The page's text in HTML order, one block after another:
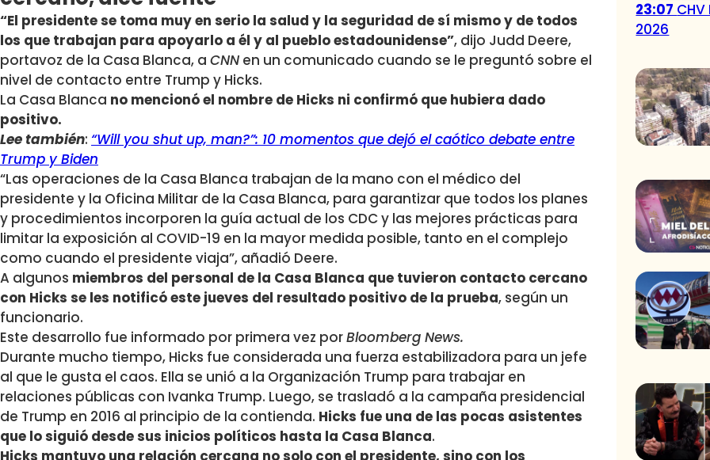
“El presidente se toma muy en serio la salud y la seguridad de sí mismo y de todos
los que trabajan para apoyarlo a él y al pueblo estadounidense”, dijo Judd Deere,
portavoz de la Casa Blanca, a CNN en un comunicado cuando se le preguntó sobre el
nivel de contacto entre Trump y Hicks.
La Casa Blanca no mencionó el nombre de Hicks ni confirmó que hubiera dado
positivo.
Lee también: “Will you shut up, man?”: 10 momentos que dejó el caótico debate entre
Trump y Biden
“Las operaciones de la Casa Blanca trabajan de la mano con el médico del
presidente y la Oficina Militar de la Casa Blanca, para garantizar que todos los planes
y procedimientos incorporen la guía actual de los CDC y las mejores prácticas para
limitar la exposición al COVID-19 en la mayor medida posible, tanto en el complejo
como cuando el presidente viaja”, añadió Deere.
A algunos miembros del personal de la Casa Blanca que tuvieron contacto cercano
con Hicks se les notificó este jueves del resultado positivo de la prueba, según un
funcionario.
Este desarrollo fue informado por primera vez porBloomberg News.
Durante mucho tiempo, Hicks fue considerada una fuerza estabilizadora para un jefe
al que le gusta el caos. Ella se unió a la Organización Trump para trabajar en
relaciones públicas con Ivanka Trump. Luego, se trasladó a la campaña presidencial
de Trump en 2016 al principio de la contienda. Hicks fue una de las pocas asistentes
que lo siguió desde sus inicios políticos hasta la Casa Blanca.
Hicks mantuvo una relación cercana no solo con el presidente, sino con los
23:07
2026